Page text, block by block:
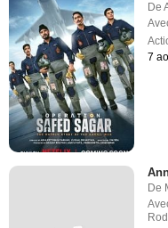
De
7
De